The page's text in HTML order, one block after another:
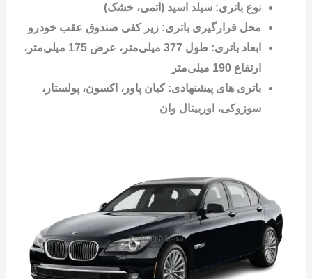
نوع باتری: سیلد اسید (اتمی، خشک)
محل قرارگیری باتری: زیر کفی صندوق عقب خودرو
ابعاد باتری: طول 377 میلی‌متر، عرض 175 میلی‌متر،
ارتفاع 190 میلی‌متر
باتری های پیشنهادی: کیان پاور، اکسون، پولستار،
سوزوکی، اوربیتال وان